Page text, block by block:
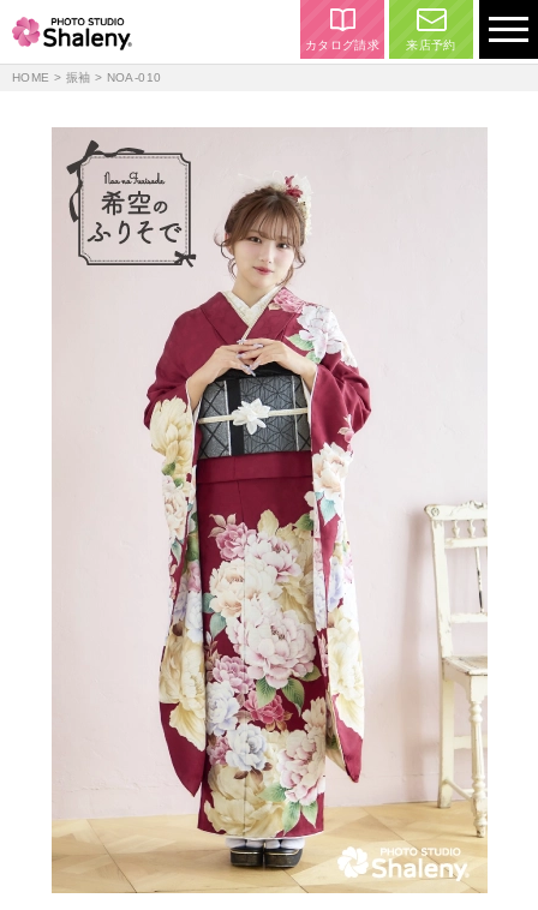
カタログ請求 来店予約
HOME > 振袖 > NOA-010